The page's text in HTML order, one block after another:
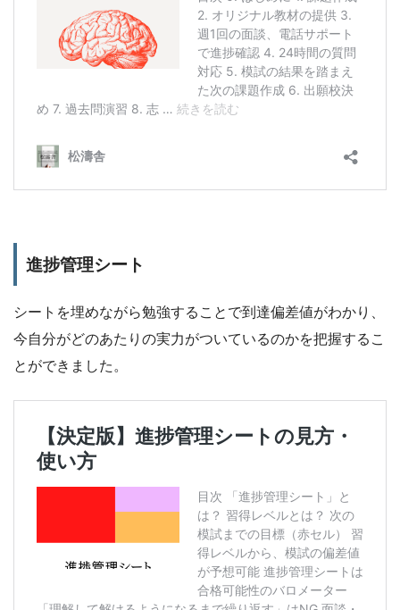
進捗管理シート
シートを埋めながら勉強することで到達偏差値がわかり、
今自分がどのあたりの実力がついているのかを把握するこ
とができました。